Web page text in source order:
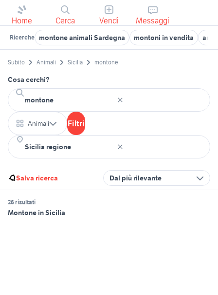
Home Cerca Vendi Messaggi
Ricerche montone animali Sardegna montoni in vendita
Subito Animali Sicilia montone
Cosa cerchi?
Animali Filtri
Salva ricerca Dal più rilevante
26 risultati
Montone in Sicilia